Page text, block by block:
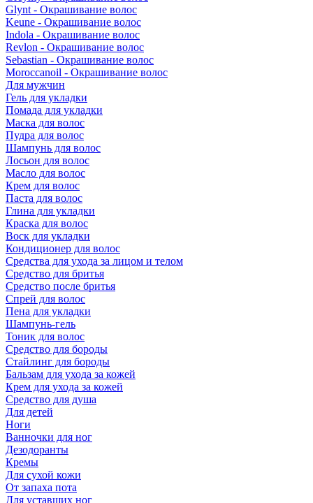
Glynt - Окрашивание волос
Keune - Окрашивание волос
Indola - Окрашивание волос
Revlon - Окрашивание волос
Sebastian - Окрашивание волос
Moroccanoil - Окрашивание волос
Для мужчин
Гель для укладки
Помада для укладки
Маска для волос
Пудра для волос
Шампунь для волос
Лосьон для волос
Масло для волос
Крем для волос
Паста для волос
Глина для укладки
Краска для волос
Воск для укладки
Кондиционер для волос
Средства для ухода за лицом и телом
Средство для бритья
Средство после бритья
Спрей для волос
Пена для укладки
Шампунь-гель
Тоник для волос
Средство для бороды
Стайлинг для бороды
Бальзам для ухода за кожей
Крем для ухода за кожей
Средство для душа
Для детей
Ноги
Ванночки для ног
Дезодоранты
Кремы
Для сухой кожи
От запаха пота
Для уставших ног